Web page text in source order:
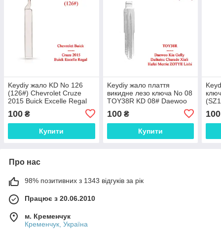
Keydiy жало KD No 126
(126#) Chevrolet Cruze
2015 Buick Excelle Regal
100 ₴
Купити
Keydiy жало плаття
викидне лезо ключа No 08
TOY38R KD 08# Daewoo
Kia Gelly Daihatsu Charade
Xiali Hafei Merrie ZOTY
100₴
Купити
100
Про нас
98% позитивних з 1343 відгуків за рік
Працює з 20.06.2010
м. Кременчук
Кременчук, Україна